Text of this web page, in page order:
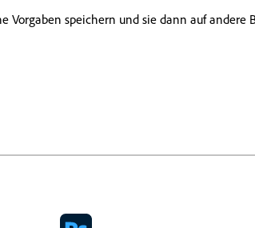
speichern und sie dann auf andere